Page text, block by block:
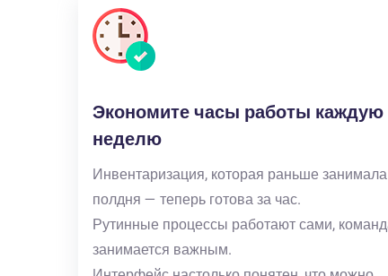
Экономите часы работы каждую
неделю
Инвентаризация, которая раньше занимала
полдня — теперь готова за час.
Рутинные процессы работают сами,
занимается важным.